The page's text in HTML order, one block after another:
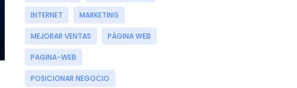
INTERNET MARKETING
MEJORAR VENTAS PÁGINA WEB
PAGINA-WEB
POSICIONAR NEGOCIO